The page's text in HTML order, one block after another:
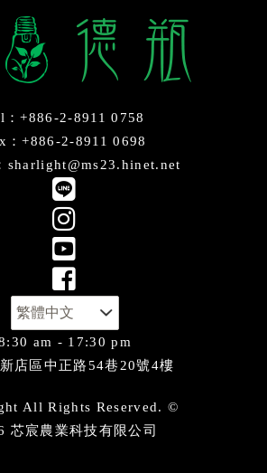
：+886-2-8911 0758
：+886-2-8911 0698
sharlight@ms23.hinet.net
am - 17:30 pm
店區中正路54巷20號4樓
All Rights Reserved. ©
芯宸農業科技有限公司